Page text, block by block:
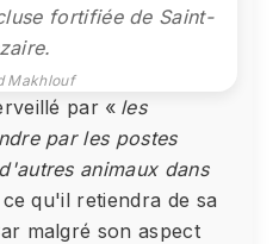
fortifiée de Saint-
Makhlouf
par « les
par les postes
animaux dans
qu'il retiendra de sa
malgré son aspect